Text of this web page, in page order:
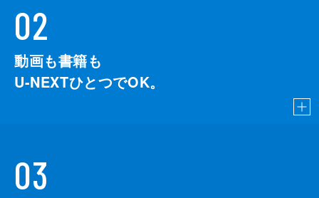
02
動画も書籍も
U-NEXTひとつでOK。
03